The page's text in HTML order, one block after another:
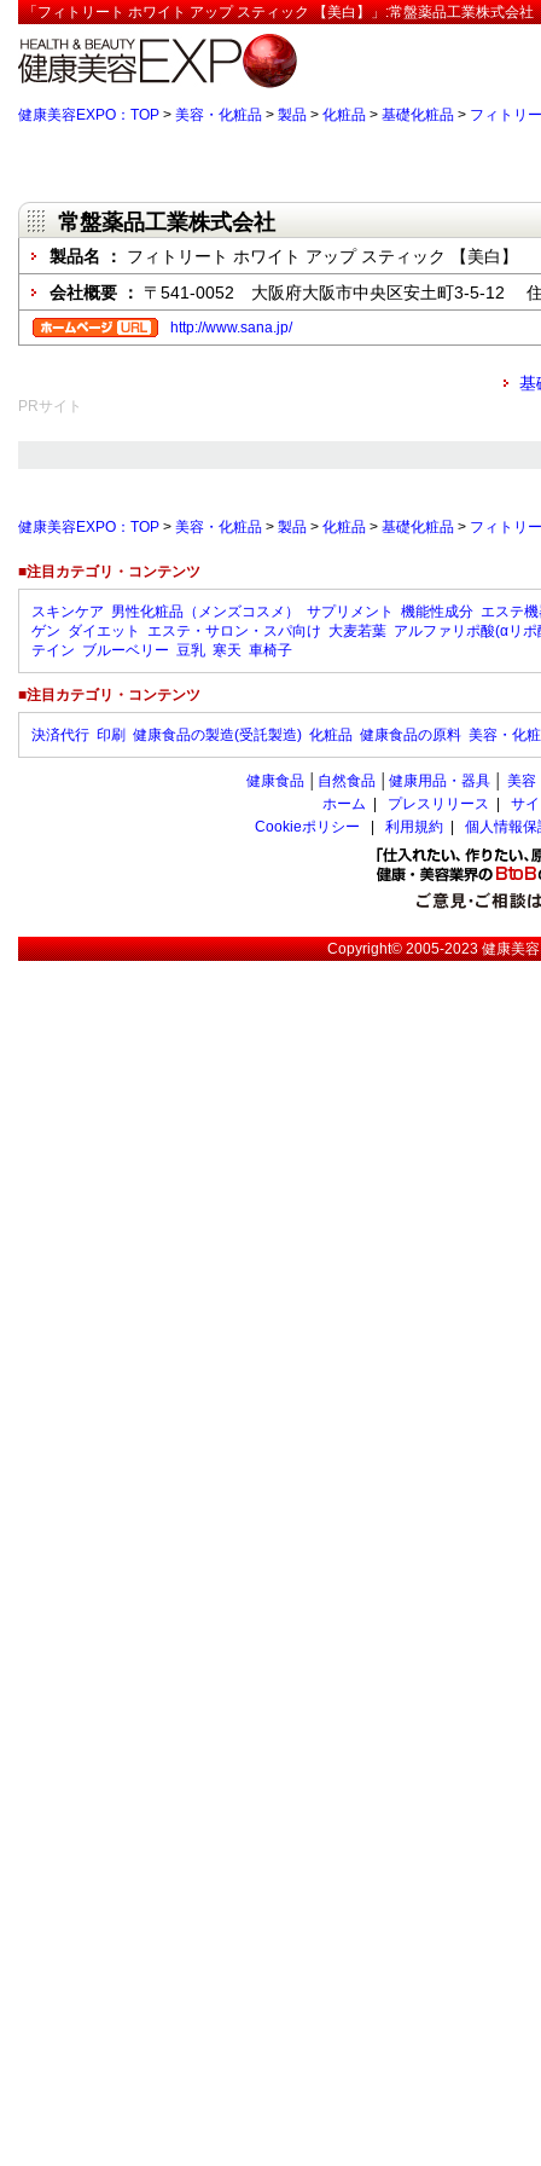
「フィトリート ホワイト アップ スティック 【美白】」:常盤薬品工業株式会社
健康美容EXPO：TOP > 美容・化粧品 > 製品 > 化粧品 > 基礎化粧品 > フィトリ
常盤薬品工業株式会社
製品名 ： フィトリート ホワイト アップ スティック 【美白】
会社概要 ： 〒541-0052 大阪府大阪市中央区安土町3-5-12
http://www.sana.jp/
基
PRサイト
健康美容EXPO：TOP > 美容・化粧品 > 製品 > 化粧品 > 基礎化粧品 > フィトリ
■注目カテゴリ・コンテンツ
スキンケア 男性化粧品（メンズコスメ） サプリメント 機能性成分 エステ
ゲン ダイエット エステ・サロン・スパ向け 大麦若葉 アルファリポ酸(αリポ
テイン ブルーベリー 豆乳 寒天 車椅子
■注目カテゴリ・コンテンツ
決済代行 印刷 健康食品の製造(受託製造) 化粧品 健康食品の原料 美容・化
健康食品 自然食品 健康用品・器具 美容
ホーム
プレスリリース
サ
Cookieポリシー
利用規約 個人情報
Copyright© 2005-2023健康美